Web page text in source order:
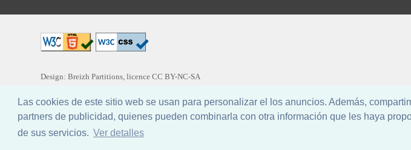
Las cookies de este sitio web se usan para personalizar el los anuncios. Además,
partners de publicidad, quienes pueden combinarla con otra información que les haya
de sus servicios. Ver detalles
Design: Breizh Partitions, licenceCC BY-NC-SA